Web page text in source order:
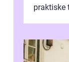
praktiske